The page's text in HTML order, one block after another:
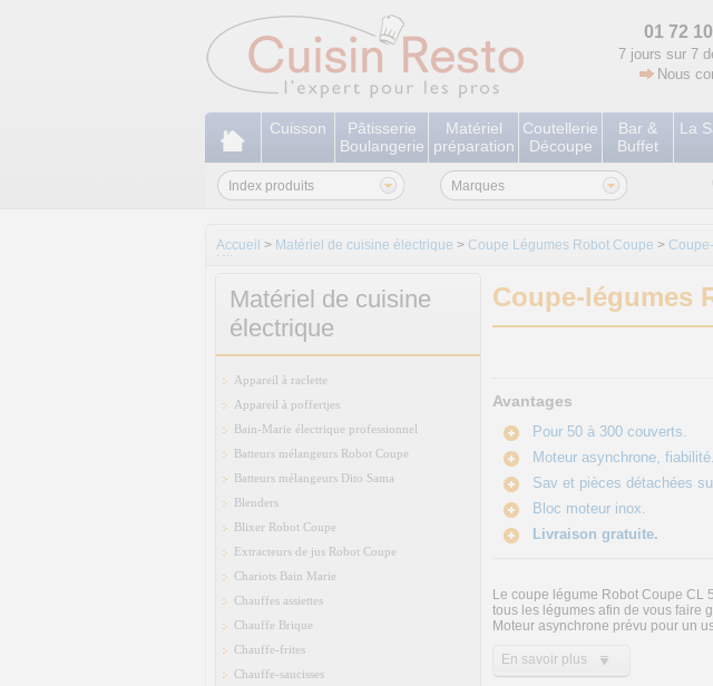
01 72
7 jours sur 7
Nous
Cuisson
Pâtisserie
Boulangerie
Matériel
préparation
Coutellerie
Découpe
Bar &
Buffet
La
Marques
Index produits
Accueil > Matériel de cuisine électrique > Coupe Légumes Robot Coupe >
Ultra
Matériel de cuisine
électrique
Appareil à raclette
Appareil à poffertjes
Bain-Marie électrique professionnel
Batteurs mélangeurs Robot Coupe
Batteurs mélangeurs Dito Sama
Blenders
Blixer Robot Coupe
Extracteurs de jus Robot Coupe
Chariots Bain Marie
Chauffes assiettes
Chauffe Brique
Chauffe-frites
Chauffe-saucisses
Coupe-légumes
Avantages
Pour 50 à 300 couverts.
Moteur asynchrone, fiabilité.
Sav et pièces détachées
Bloc moteur inox.
Livraison gratuite.
Le coupe légume Robot Coupe CL
tous les légumes afin de vous faire
Moteur asynchrone prévu pour un
En savoir plus